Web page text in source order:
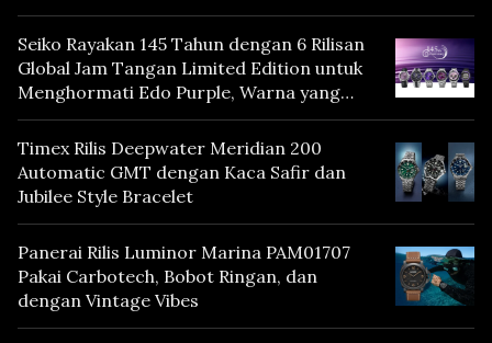
Seiko Rayakan 145 Tahun dengan 6 Rilisan
Global Jam Tangan Limited Edition untuk
Menghormati Edo Purple, Warna yang
Mencerminkan Warisan Tokyo
Timex Rilis Deepwater Meridian 200
Automatic GMT dengan Kaca Safir dan
Jubilee Style Bracelet
Panerai Rilis Luminor Marina PAM01707
Pakai Carbotech, Bobot Ringan, dan
dengan Vintage Vibes